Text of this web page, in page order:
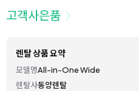
고객사은품
렌탈 상품 요약
모델명All-in-One Wide
렌탈사동양렌탈